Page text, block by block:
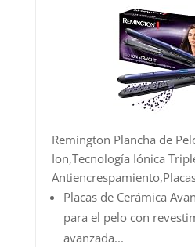
Remington Plancha de
Ion,Tecnología Iónica
Placas de Cerámica
para el pelo con
avanzada...